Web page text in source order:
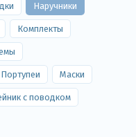
Наручники
Комплекты
Портупеи Маски
с поводком